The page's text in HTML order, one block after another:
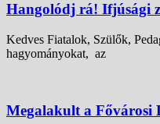
Hangolódj rá! Ifjúsági
Kedves Fiatalok, Szülők,
hagyományokat, az
Megalakult a Fővárosi